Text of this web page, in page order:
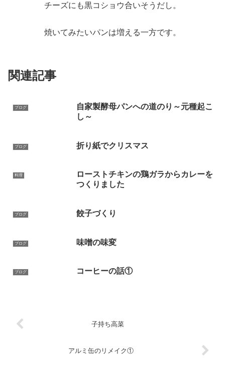
チーズにも黒コショウ合いそうだし。
焼いてみたいパンは増える一方です。
関連記事
ブログ
自家製酵母パンへの道のり～元種起こ
し～
ブログ 折り紙でクリスマス
料理
ローストチキンの鶏ガラからカレーを
つくりました
ブログ 餃子づくり
ブログ 味噌の味変
ブログ コーヒーの話①
子持ち高菜
アルミ缶のリメイク①